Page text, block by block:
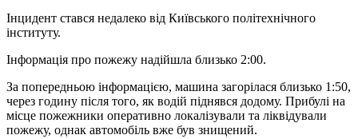
Інцидент стався недалеко від Київського політехнічного
інституту.
Інформація про пожежу надійшла близько 2:00.
За попередньою інформацією, машина загорілася близько 1:50,
через годину після того, як водій піднявся додому. Прибулі на
місце пожежники оперативно локалізували та ліквідували
пожежу, однак автомобіль вже був знищений.